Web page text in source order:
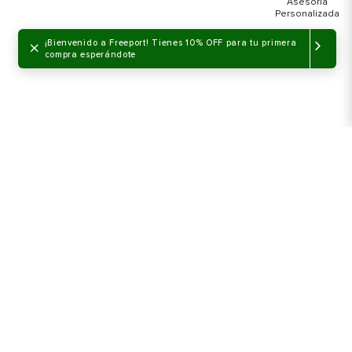
×
¡Bienvenido a Freeport! Tienes 10% OFF para tu primera
compra esperándote